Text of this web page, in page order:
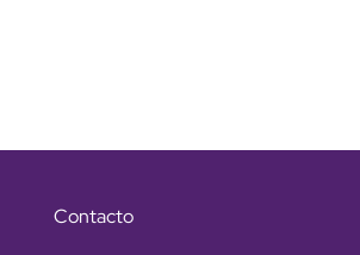
Contacto